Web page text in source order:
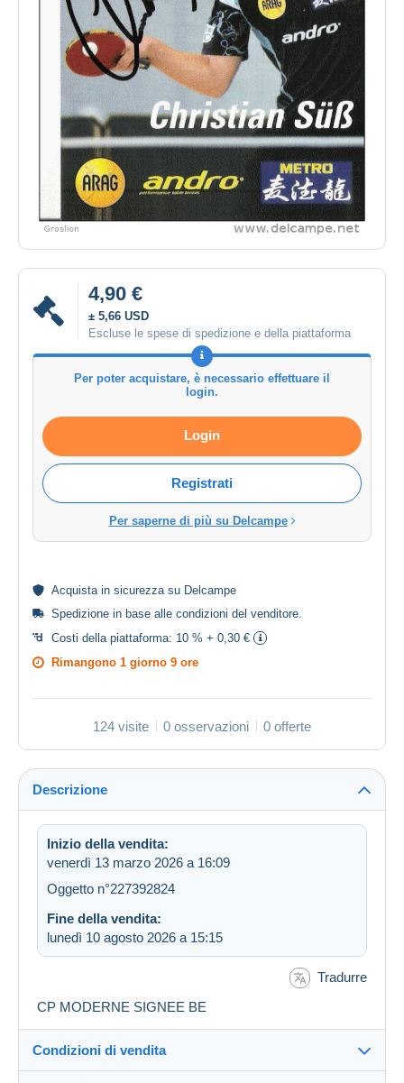
4,90 €
± 5,66 USD
Escluse le spese di spedizione e della piattaforma
Per poter acquistare, è necessario effettuare il
login.
Login
Registrati
Per saperne di più su Delcampe
Acquista in sicurezza su Delcampe
Spedizione in base alle condizioni del venditore
Costi della piattaforma: 10 % + 0,30 €
Rimangono 1 giorno 9 ore
124 visite 0 osservazioni 0 offerte
Descrizione
Inizio della vendita:
venerdì 13 marzo 2026 a 16:09
Oggetto n°227392824
Fine della vendita:
lunedì 10 agosto 2026 a 15:15
Tradurre
CP MODERNE SIGNEE BE
Condizioni di vendita